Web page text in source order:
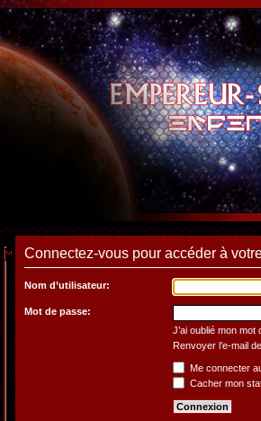
Connectez-vous pour accéder à
Nom d’utilisateur:
Mot de passe:
J’ai oublié mon mot
Renvoyer l’e-mail
Me connecter
Cacher mon